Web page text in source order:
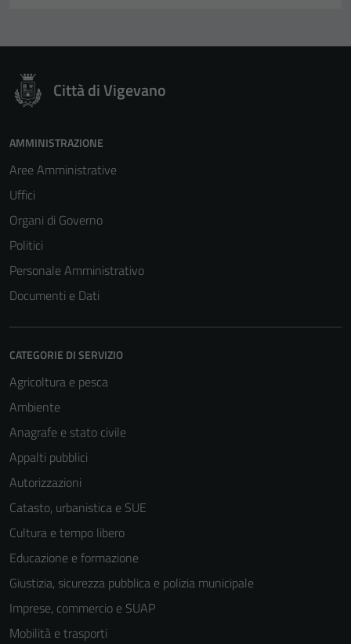
Città di Vigevano
AMMINISTRAZIONE
Aree Amministrative
Uffici
Organi di Governo
Politici
Personale Amministrativo
Documenti e Dati
CATEGORIE DI SERVIZIO
Agricoltura e pesca
Ambiente
Anagrafe e stato civile
Appalti pubblici
Autorizzazioni
Catasto, urbanistica e SUE
Cultura e tempo libero
Educazione e formazione
Giustizia, sicurezza pubblica e polizia municipale
Imprese, commercio e SUAP
Mobilità e trasporti